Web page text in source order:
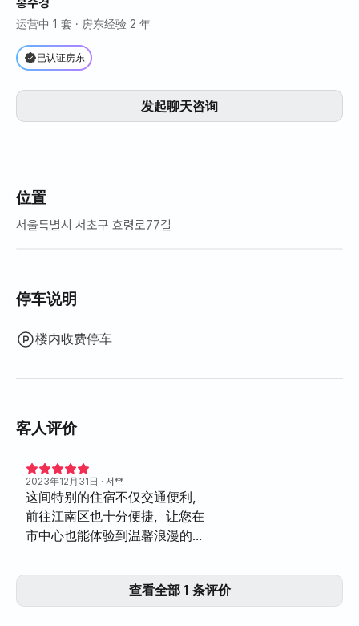
运营中 1 套 · 房东经验 2 年
已认证房东
发起聊天咨询
位置
서울특별시 서초구 효령로77길
停车说明
楼内收费停车
客人评价
2023年12月31日 · 서**
这间特别的住宿不仅交通便利，
前往江南区也十分便捷，让您在
市中心也能体验到温馨浪漫的氛
钟，距离良才站步行约15分钟，
交通便利。由于地处市中心，靠
查看全部 1 条评价